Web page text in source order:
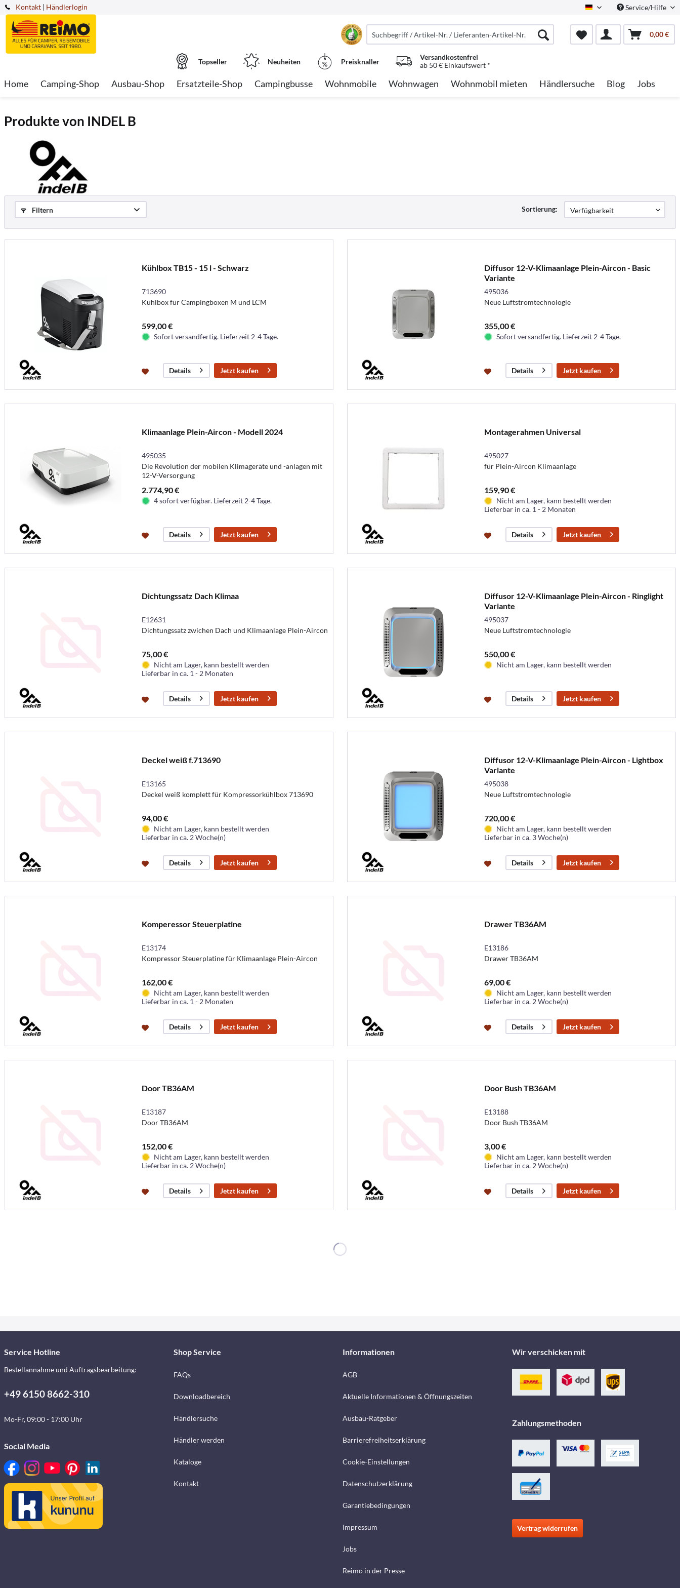
Kontakt German Service/Hilfe
| Händlerlogin
0,00 €
Topseller Neuheiten Preisknaller
Versandkostenfrei
ab 50 € Einkaufswert *
Home Camping-Shop Ausbau-Shop Ersatzteile-Shop Campingbusse Wohnmobile Wohnwagen Wohnmobil mieten Händlersuche Blog Jobs
Produkte von INDEL B
Filtern Sortierung:
Kühlbox TB15 - 15 l - Schwarz
713690
Kühlbox für Campingboxen M und LCM
599,00 €
Sofort versandfertig. Lieferzeit 2-4 Tage.
Details Jetzt kaufen
Diffusor 12-V-Klimaanlage Plein-Aircon - Basic
Variante
495036
Neue Luftstromtechnologie
355,00 €
Sofort versandfertig. Lieferzeit 2-4 Tage.
Details Jetzt kaufen
Klimaanlage Plein-Aircon - Modell 2024
495035
Die Revolution der mobilen Klimageräte und -anlagen mit
12-V-Versorgung
2.774,90 €
4 sofort verfügbar. Lieferzeit 2-4 Tage.
Details Jetzt kaufen
Montagerahmen Universal
495027
für Plein-Aircon Klimaanlage
159,90 €
Nicht am Lager, kann bestellt werden
Lieferbar in ca. 1 - 2 Monaten
Details Jetzt kaufen
Dichtungssatz Dach Klimaa
E12631
Dichtungssatz zwichen Dach und Klimaanlage Plein-Aircon
75,00 €
Nicht am Lager, kann bestellt werden
Lieferbar in ca. 1 - 2 Monaten
Details Jetzt kaufen
Diffusor 12-V-Klimaanlage Plein-Aircon - Ringlight
Variante
495037
Neue Luftstromtechnologie
550,00 €
Nicht am Lager, kann bestellt werden
Details Jetzt kaufen
Deckel weiß f.713690
E13165
Deckel weiß komplett für Kompressorkühlbox 713690
94,00 €
Nicht am Lager, kann bestellt werden
Lieferbar in ca. 2 Woche(n)
Details Jetzt kaufen
Diffusor 12-V-Klimaanlage Plein-Aircon - Lightbox
Variante
495038
Neue Luftstromtechnologie
720,00 €
Nicht am Lager, kann bestellt werden
Lieferbar in ca. 3 Woche(n)
Details Jetzt kaufen
Komperessor Steuerplatine
E13174
Kompressor Steuerplatine für Klimaanlage Plein-Aircon
162,00 €
Nicht am Lager, kann bestellt werden
Lieferbar in ca. 1 - 2 Monaten
Details Jetzt kaufen
Drawer TB36AM
E13186
Drawer TB36AM
69,00 €
Nicht am Lager, kann bestellt werden
Lieferbar in ca. 2 Woche(n)
Details Jetzt kaufen
Door TB36AM
E13187
Door TB36AM
152,00 €
Nicht am Lager, kann bestellt werden
Lieferbar in ca. 2 Woche(n)
Details Jetzt kaufen
Door Bush TB36AM
E13188
Door Bush TB36AM
3,00 €
Nicht am Lager, kann bestellt werden
Lieferbar in ca. 2 Woche(n)
Details Jetzt kaufen
Service Hotline
Bestellannahme und Auftragsbearbeitung:
+49 6150 8662-310
Mo-Fr, 09:00 - 17:00 Uhr
Social Media
Shop Service
FAQs
Downloadbereich
Händlersuche
Händler werden
Kataloge
Kontakt
Informationen
AGB
Aktuelle Informationen & Öffnungszeiten
Ausbau-Ratgeber
Barrierefreiheitserklärung
Cookie-Einstellungen
Datenschutzerklärung
Garantiebedingungen
Impressum
Jobs
Reimo in der Presse
Wir verschicken mit
Zahlungsmethoden
Vertrag widerrufen